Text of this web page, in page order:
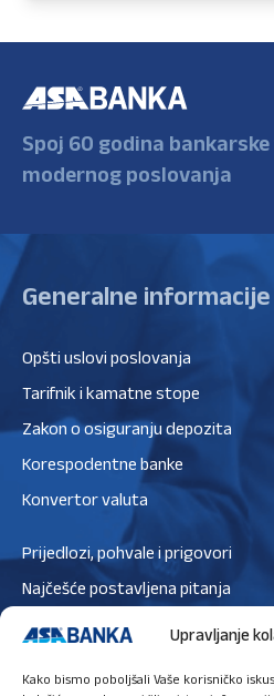
Upravljanje
Kako bismo poboljšali Vaše korisničko
Spoj 60 godina
modernog poslovanja
Generalne informacije
Opšti uslovi poslovanja
Tarifnik i kamatne stope
Zakon o osiguranju depozita
Korespodentne banke
Konvertor valuta
Prijedlozi, pohvale i prigovori
Najčešće postavljena pitanja
Zaštita podataka